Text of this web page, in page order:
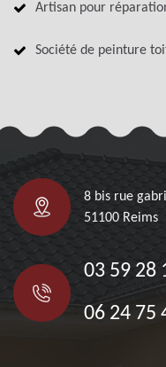
Artisan pour
Société de peinture
8 bis rue
51100 Reims
03 59 28
06 24 75